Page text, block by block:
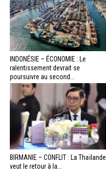
INDONÉSIE – ÉCONOMIE : Le
ralentissement devrait se
poursuivre au second...
BIRMANIE – CONFLIT : La Thaïlande
veut le retour à la...